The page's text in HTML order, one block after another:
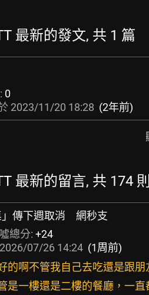
最新的發文, 共 1 篇
0
2023/11/20 18:28 (2年前)
最新的留言, 共 174 則
」傳下週取消 網秒支
總分: +24
2026/07/26 14:24 (1周前)
的啊不管我自己去吃還是跟
是一樓還是二樓的餐廳，一直